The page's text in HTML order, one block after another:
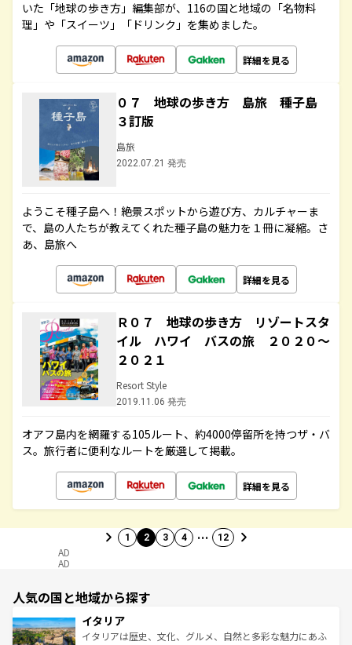
いた「地球の歩き方」編集部が、116の国と地域の「名物料
理」や「スイーツ」「ドリンク」を集めました。
詳細を見る
０７ 地球の歩き方 島旅 種子島
３訂版
島旅
2022.07.21 発売
ようこそ種子島へ！絶景スポットから遊び方、カルチャーま
で、島の人たちが教えてくれた種子島の魅力を１冊に凝縮。さ
あ、島旅へ
詳細を見る
Ｒ０７ 地球の歩き方 リゾートスタ
イル ハワイ バスの旅 ２０２０～
２０２１
Resort Style
2019.11.06 発売
オアフ島内を網羅する105ルート、約4000停留所を持つザ・バ
ス。旅行者に便利なルートを厳選して掲載。
詳細を見る
1 2 3 4 … 12
AD
AD
人気の国と地域から探す
イタリア
イタリアは歴史、文化、グルメ、自然と多彩な魅力にあふ